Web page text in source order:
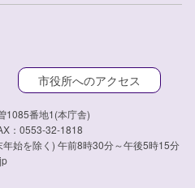
市役所へのアクセス
1085番地1(本庁舎)
：0553-32-1818
始を除く) 午前8時30分～午後5時15分